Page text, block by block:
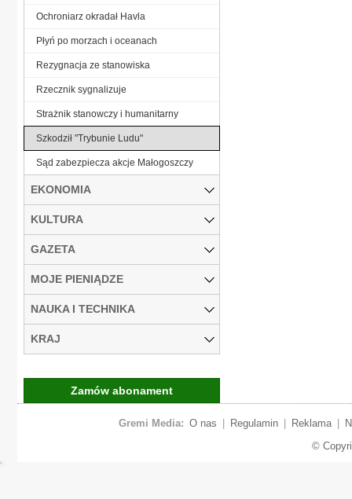
Ochroniarz okradał Havla
Płyń po morzach i oceanach
Rezygnacja ze stanowiska
Rzecznik sygnalizuje
Strażnik stanowczy i humanitarny
Szkodził "Trybunie Ludu"
Sąd zabezpiecza akcje Małogoszczy
EKONOMIA
KULTURA
GAZETA
MOJE PIENIĄDZE
NAUKA I TECHNIKA
KRAJ
Zamów abonament
Gremi Media: O nas Regulamin Reklama
©